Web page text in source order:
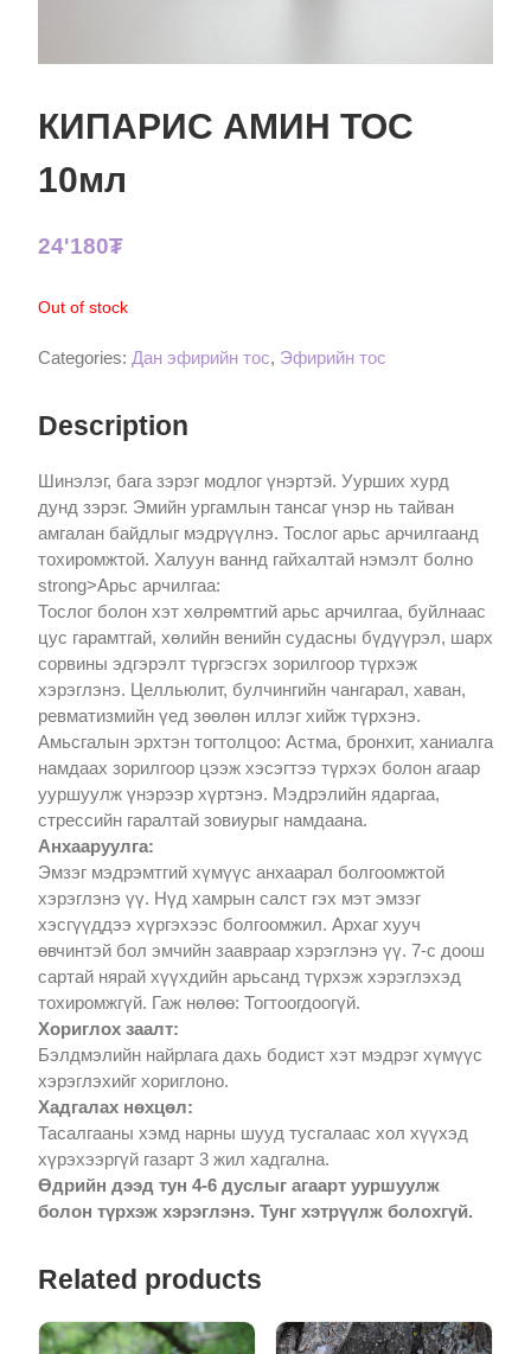
КИПАРИС АМИН ТОС
10мл
24'180₮
Out of stock
Categories: Дан эфирийн тос, Эфирийн тос
Description
Шинэлэг, бага зэрэг модлог үнэртэй. Уурших хурд
дунд зэрэг. Эмийн ургамлын тансаг үнэр нь тайван
амгалан байдлыг мэдрүүлнэ. Тослог арьс арчилгаанд
тохиромжтой. Халуун ваннд гайхалтай нэмэлт болно
strong>Арьс арчилгаа:
Тослог болон хэт хөлрөмтгий арьс арчилгаа, буйлнаас
цус гарамтгай, хөлийн венийн судасны бүдүүрэл, шарх
сорвины эдгэрэлт түргэсгэх зорилгоор түрхэж
хэрэглэнэ. Целльюлит, булчингийн чангарал, хаван,
ревматизмийн үед зөөлөн иллэг хийж түрхэнэ.
Амьсгалын эрхтэн тогтолцоо: Астма, бронхит, ханиалга
намдаах зорилгоор цээж хэсэгтээ түрхэх болон агаар
ууршуулж үнэрээр хүртэнэ. Мэдрэлийн ядаргаа,
стрессийн гаралтай зовиурыг намдаана.
Анхааруулга:
Эмзэг мэдрэмтгий хүмүүс анхаарал болгоомжтой
хэрэглэнэ үү. Нүд хамрын салст гэх мэт эмзэг
хэсгүүддээ хүргэхээс болгоомжил. Архаг хууч
өвчинтэй бол эмчийн заавраар хэрэглэнэ үү. 7-с доош
сартай нярай хүүхдийн арьсанд түрхэж хэрэглэхэд
тохиромжгүй. Гаж нөлөө: Тогтоогдоогүй.
Хориглох заалт:
Бэлдмэлийн найрлага дахь бодист хэт мэдрэг хүмүүс
хэрэглэхийг хориглоно.
Хадгалах нөхцөл:
Тасалгааны хэмд нарны шууд тусгалаас хол хүүхэд
хүрэхээргүй газарт 3 жил хадгална.
Өдрийн дээд тун 4-6 дуслыг агаарт ууршуулж
болон түрхэж хэрэглэнэ. Тунг хэтрүүлж болохгүй.
Related products